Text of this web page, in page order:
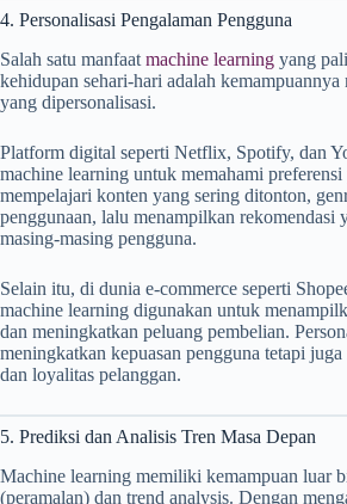
4. Personalisasi Pengalaman Pengguna
Salah satu manfaat machine learning yang
kehidupan sehari-hari adalah kemampuannya
yang dipersonalisasi.
Platform digital seperti Netflix, Spotify, dan
machine learning untuk memahami preferensi
mempelajari konten yang sering ditonton,
penggunaan, lalu menampilkan rekomendasi
masing-masing pengguna.
Selain itu, di dunia e-commerce seperti
machine learning digunakan untuk
dan meningkatkan peluang pembelian.
meningkatkan kepuasan pengguna tetapi
dan loyalitas pelanggan.
5. Prediksi dan Analisis Tren Masa Depan
Machine learning memiliki kemampuan luar
(peramalan) dan trend analysis. Dengan